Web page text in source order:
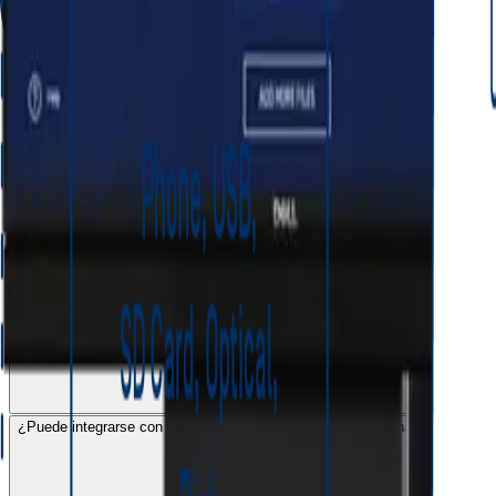
¿Puede integrarse con el flujo de transferencia de ficheros hacia la red